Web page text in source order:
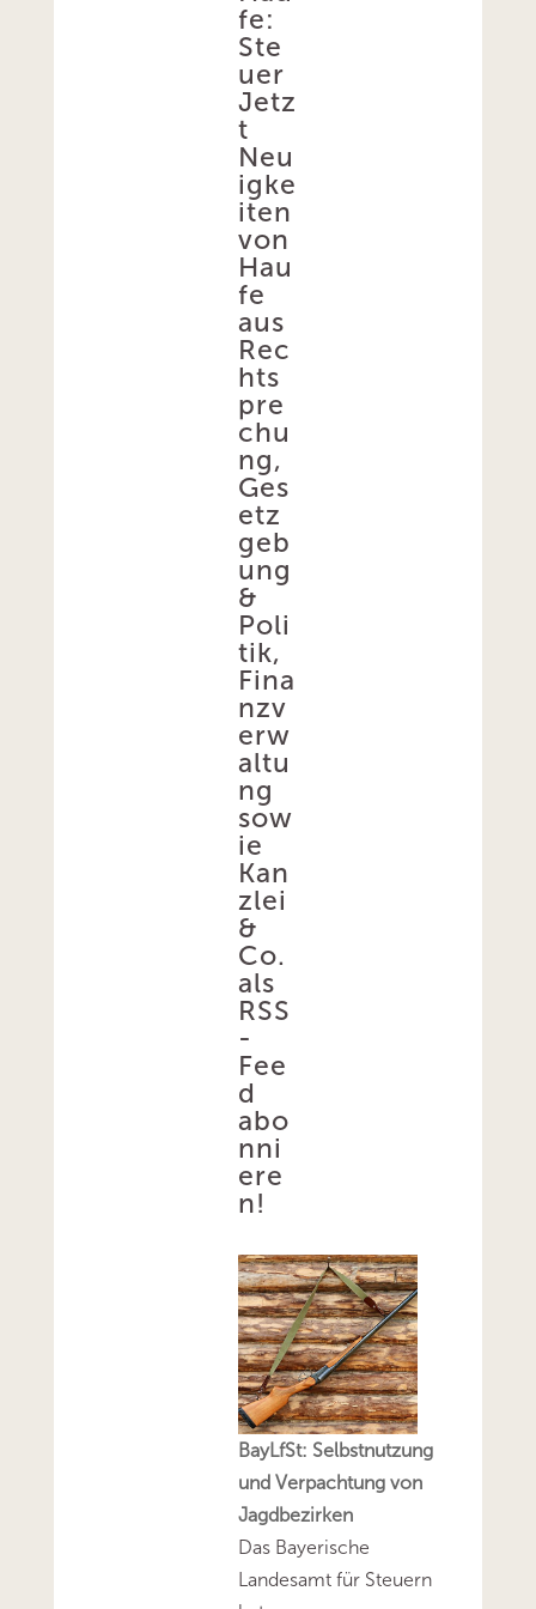
fe:
Ste
uer
Jetz
t
Neu
igke
iten
von
Hau
fe
aus
Rec
hts
pre
chu
ng,
Ges
etz
geb
ung
&
Poli
tik,
Fina
nzv
erw
altu
ng
sow
ie
Kan
zlei
&
Co.
als
RSS
-
Fee
d
abo
nni
ere
n!
BayLfSt: Selbstnutzung
und Verpachtung von
Jagdbezirken
Das Bayerische
Landesamt für Steuern